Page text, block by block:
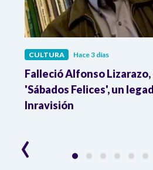
CULTURA Hace 3 días
Falleció Alfonso
'Sábados Felices', un
Inravisión
‹